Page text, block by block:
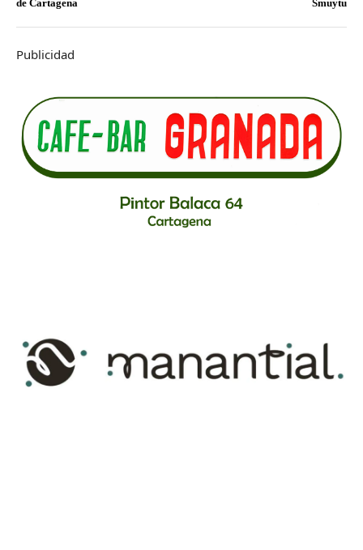
de Cartagena Smuytu
Publicidad